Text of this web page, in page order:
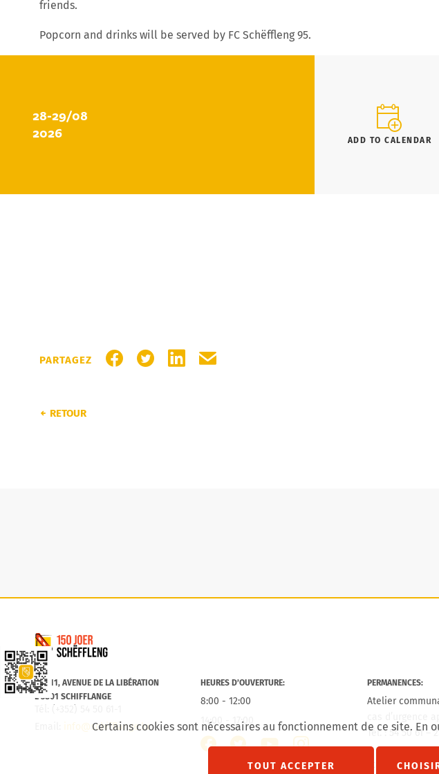
Lien vers la Schëfflenger CityApp
friends.
Popcorn and drinks will be served by FC Schëffleng 95.
28-29/08
2026
ADD TO CALENDAR
PARTAGEZ
PARTAGER SUR FACEBOOK
PARTAGER SUR TWITTER
PARTAGER SUR LINKEDIN
PARTAGER PAR MAIL
RETOUR
B.P. 11, AVENUE DE LA LIBÉRATION
L-3801 SCHIFFLANGE
info@schifflange.lu
HEURES D’OUVERTURE:
8:00 - 12:00
14:00 - 17:00
youtube
PERMANENCES:
Atelier
Tél. : 54 50 61 –
État civil
Certains cookies sont nécessaires au fonctionnement de ce site.
TOUT ACCEPTER